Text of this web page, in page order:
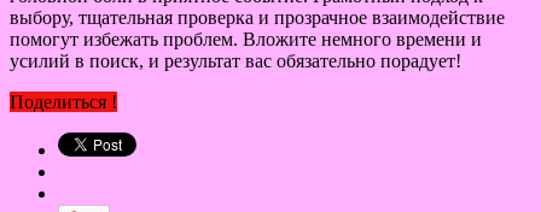
выбору, тщательная проверка и прозрачное взаимодействие
помогут избежать проблем. Вложите немного времени и
усилий в поиск, и результат вас обязательно порадует!
Поделиться !